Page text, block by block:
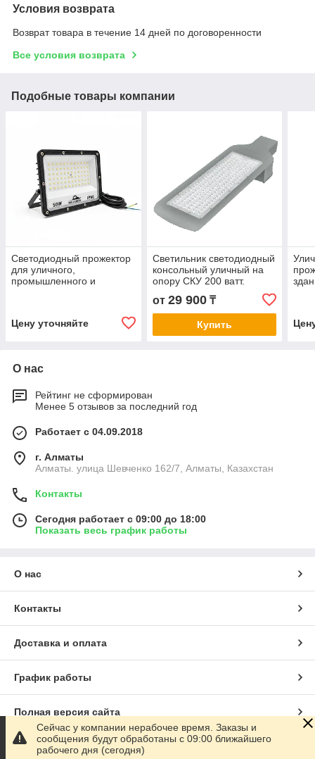
Условия возврата
Возврат товара в течение 14 дней по договоренности
Все условия возврата
Подобные товары компании
Светодиодный прожектор
для уличного,
промышленного и
Цену уточняйте
Светильник светодиодный
консольный уличный на
опору СКУ 200 ватт.
от 29 900₸
Купить
О нас
Рейтинг не сформирован
Менее 5 отзывов за последний год
Работает с 04.09.2018
г. Алматы
Алматы. улица Шевченко 162/7, Алматы, Казахстан
Контакты
Сегодня работает с 09:00 до 18:00
Показать весь график работы
О нас
Контакты
Доставка и оплата
График работы
Полная версия сайта
Сайт создан на маркетплейсе
Сейчас у компании нерабочее время. Заказы и
сообщения будут обработаны с 09:00 ближайшего
рабочего дня (сегодня)